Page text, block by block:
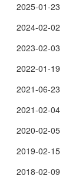
2025-01-23
2024-02-02
2023-02-03
2022-01-19
2021-06-23
2021-02-04
2020-02-05
2019-02-15
2018-02-09